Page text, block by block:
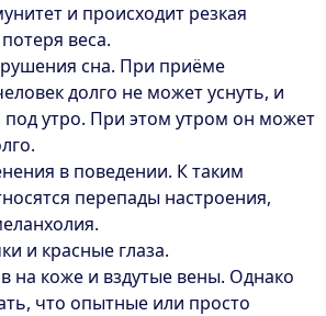
и происходит резкая
веса.
сна. При приёме
долго не может уснуть, и
утро. При этом утром он может
в поведении. К таким
перепады настроения,
и красные глаза.
на коже и вздутые вены. Однако
что опытные или просто